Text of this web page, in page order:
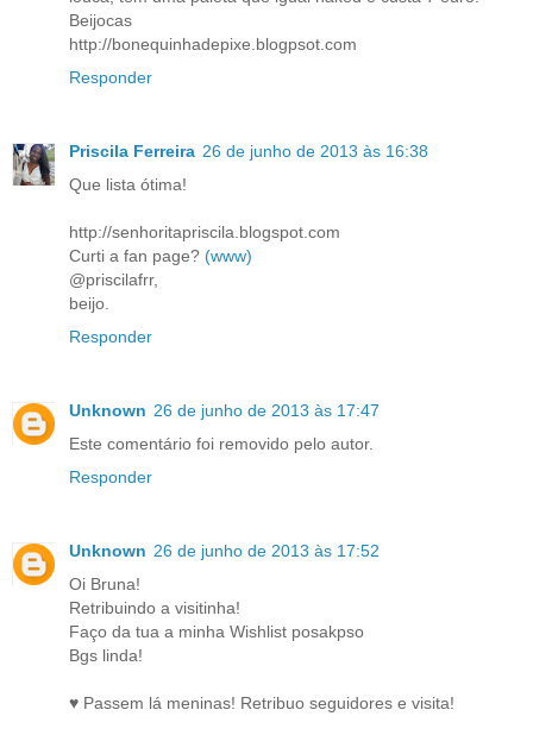
Beijocas
http://bonequinhadepixe.blogpsot.com
Responder
Priscila Ferreira 26 de junho de 2013 às 16:38
Que lista ótima!
http://senhoritapriscila.blogspot.com
Curti a fan page? (www)
@priscilafrr,
beijo.
Responder
Unknown 26 de junho de 2013 às 17:47
Este comentário foi removido pelo autor.
Responder
Unknown 26 de junho de 2013 às 17:52
Oi Bruna!
Retribuindo a visitinha!
Faço da tua a minha Wishlist posakpso
Bgs linda!
♥ Passem lá meninas! Retribuo seguidores e visita!